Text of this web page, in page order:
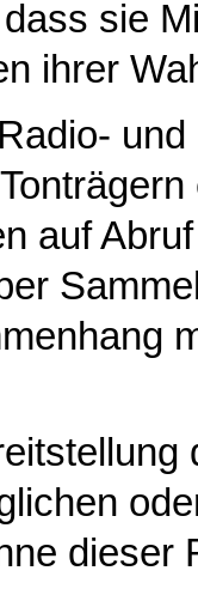
sie
ihrer
auf
dieser